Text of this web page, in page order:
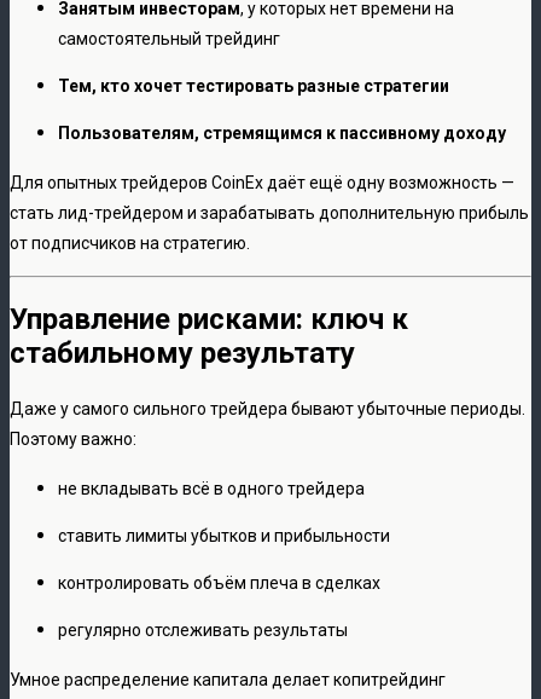
Занятым инвесторам, у которых нет времени на
самостоятельный трейдинг
Тем, кто хочет тестировать разные стратегии
Пользователям, стремящимся к пассивному доходу
Для опытных трейдеров CoinEx даёт ещё одну возможность —
стать лид-трейдером и зарабатывать дополнительную прибыль
от подписчиков на стратегию.
Управление рисками: ключ к
стабильному результату
Даже у самого сильного трейдера бывают убыточные периоды.
Поэтому важно:
не вкладывать всё в одного трейдера
ставить лимиты убытков и прибыльности
контролировать объём плеча в сделках
регулярно отслеживать результаты
Умное распределение капитала делает копитрейдинг